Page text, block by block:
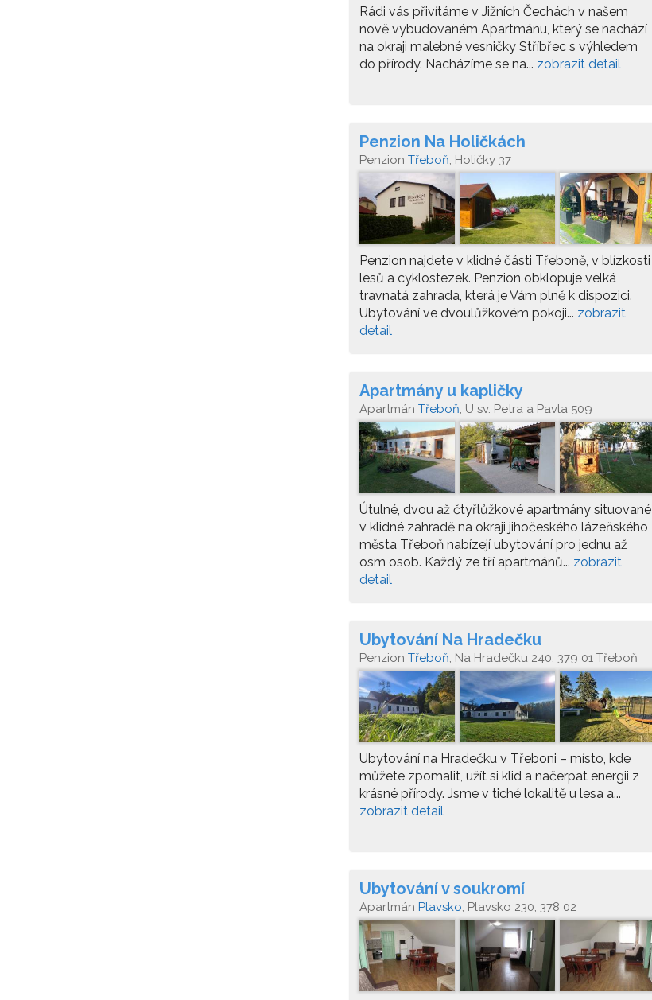
Rádi vás přivítáme v Jižních Čechách v našem
nově vybudovaném Apartmánu, který se nachází
na okraji malebné vesničky Stříbřec s výhledem
do přírody. Nacházíme se na... zobrazit detail
Penzion Na Holičkách
Penzion Třeboň, Holičky 37
Penzion najdete v klidné části Třeboně, v blízkosti
lesů a cyklostezek. Penzion obklopuje velká
travnatá zahrada, která je Vám plně k dispozici.
Ubytování ve dvoulůžkovém pokoji... zobrazit
detail
Apartmány u kapličky
Apartmán Třeboň, U sv. Petra a Pavla 509
Útulné, dvou až čtyřlůžkové apartmány situované
v klidné zahradě na okraji jihočeského lázeňského
města Třeboň nabízejí ubytování pro jednu až
osm osob. Každý ze tří apartmánů... zobrazit
detail
Ubytování Na Hradečku
Penzion Třeboň, Na Hradečku 240, 379 01 Třeboň
Ubytování na Hradečku v Třeboni – místo, kde
můžete zpomalit, užít si klid a načerpat energii z
krásné přírody. Jsme v tiché lokalitě u lesa a...
zobrazit detail
Ubytování v soukromí
Apartmán Plavsko, Plavsko 230, 378 02